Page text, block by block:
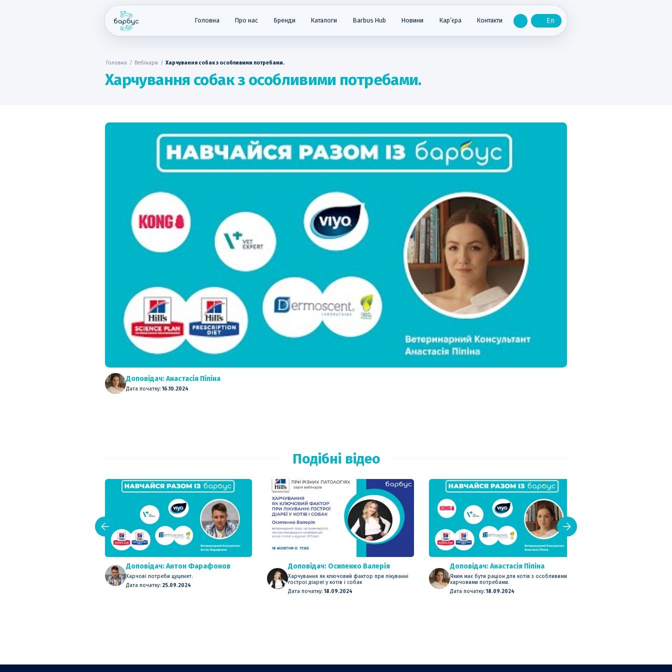
Головна Про нас Бренди Каталоги Barbus Hub Новини Кар’єра Контакти
Головна / Вебінари / Харчування собак з особливими потребами.
Харчування собак з особливими потребами.
Доповідач: Анастасія Піпіна
Дата початку: 16.10.2024
Подібні відео
Доповідач: Антон Фарафонов
Харчові потреби цуценят.
Дата початку: 25.09.2024
Доповідач: Осипенко Валерія
Харчування як ключовий фактор при лікуванні
гострої діареї у котів і собак
Дата початку: 18.09.2024
Доповідач: Анастасія Піпіна
Яким має бути раціон для котів з особливими
харчовими потребами.
Дата початку: 18.09.2024